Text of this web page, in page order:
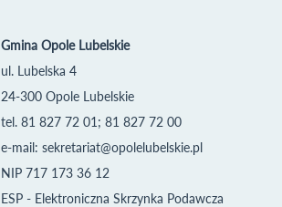
Gmina Opole Lubelskie
ul. Lubelska 4
24-300 Opole Lubelskie
tel. 81 827 72 01; 81 827 72 00
e-mail: sekretariat@opolelubelskie.pl
NIP 717 173 36 12
ESP - Elektroniczna Skrzynka Podawcza